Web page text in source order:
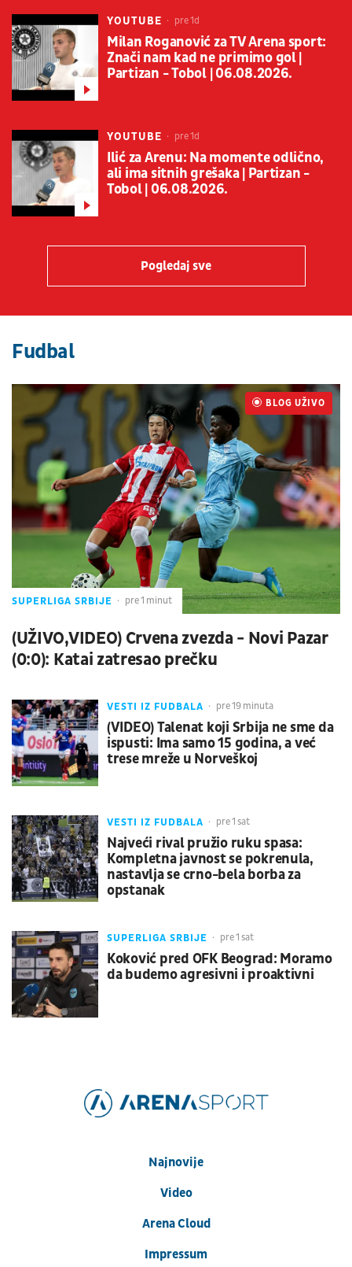
YOUTUBE pre 1d
Milan Roganović za TV Arena sport:
Znači nam kad ne primimo gol |
Partizan - Tobol | 06.08.2026.
YOUTUBE pre 1d
Ilić za Arenu: Na momente odlično,
ali ima sitnih grešaka | Partizan -
Tobol | 06.08.2026.
Pogledaj sve
Fudbal
SUPERLIGA SRBIJE pre 1 minut
(UŽIVO,VIDEO) Crvena zvezda - Novi Pazar
(0:0): Katai zatresao prečku
UŽIVO
BLOG UŽIVO
VESTI IZ FUDBALA pre 19 minuta
(VIDEO) Talenat koji Srbija ne sme da
ispusti: Ima samo 15 godina, a već
trese mreže u Norveškoj
VESTI IZ FUDBALA pre 1 sat
Najveći rival pružio ruku spasa:
Kompletna javnost se pokrenula,
nastavlja se crno-bela borba za
opstanak
SUPERLIGA SRBIJE pre 1 sat
Koković pred OFK Beograd: Moramo
da budemo agresivni i proaktivni
Najnovije
Video
Arena Cloud
Impressum